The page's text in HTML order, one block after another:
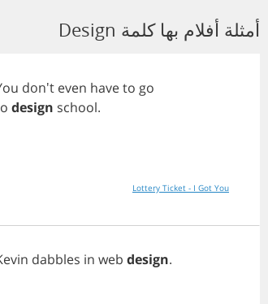
أمثلة أفلام بها كلمة Design
don't even haveto go
design school.
Lottery Ticket - I Got You
dabbles in web design.